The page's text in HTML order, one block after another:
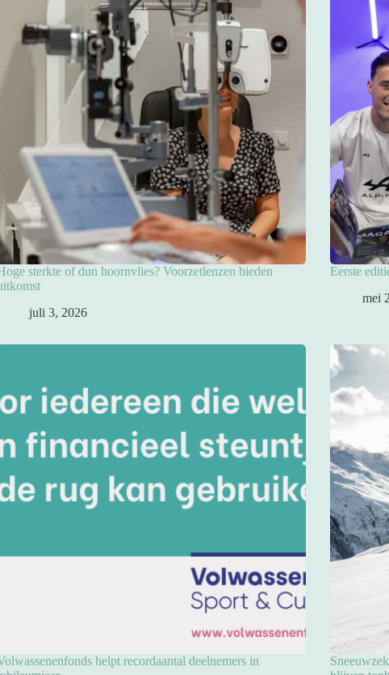
sterkte of dun hoornvlies? Voorzetlenzen bieden
juli 3, 2026
Eerste
mei
helpt recordaantal deelnemers in